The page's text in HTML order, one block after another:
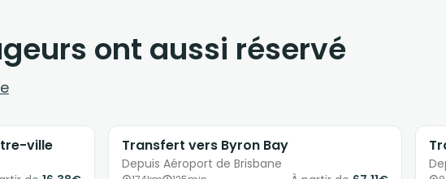
ont aussi réservé
ville Transfert vers Byron Bay
Depuis Aéroport de Brisbane